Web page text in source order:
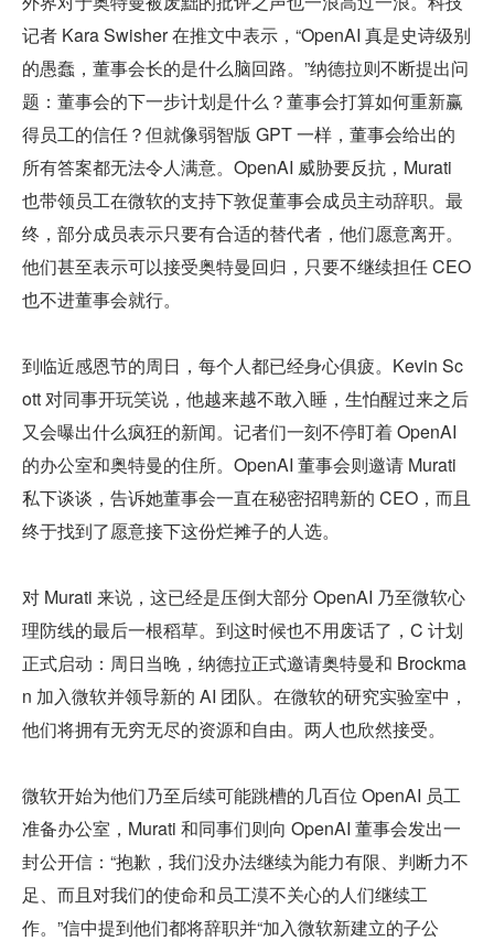
记者 Kara Swisher 在推文中表示，“OpenAI 真是史诗级别
的愚蠢，董事会长的是什么脑回路。”纳德拉则不断提出问
题：董事会的下一步计划是什么？董事会打算如何重新赢
得员工的信任？但就像弱智版 GPT 一样，董事会给出的
所有答案都无法令人满意。OpenAI 威胁要反抗，Murati
也带领员工在微软的支持下敦促董事会成员主动辞职。最
终，部分成员表示只要有合适的替代者，他们愿意离开。
他们甚至表示可以接受奥特曼回归，只要不继续担任 CEO
也不进董事会就行。
到临近感恩节的周日，每个人都已经身心俱疲。Kevin Sc
ott 对同事开玩笑说，他越来越不敢入睡，生怕醒过来之后
又会曝出什么疯狂的新闻。记者们一刻不停盯着 OpenAI
的办公室和奥特曼的住所。OpenAI 董事会则邀请 Murati
私下谈谈，告诉她董事会一直在秘密招聘新的 CEO，而且
终于找到了愿意接下这份烂摊子的人选。
对 Murati 来说，这已经是压倒大部分 OpenAI 乃至微软心
理防线的最后一根稻草。到这时候也不用废话了，C 计划
正式启动：周日当晚，纳德拉正式邀请奥特曼和 Brockma
n 加入微软并领导新的 AI 团队。在微软的研究实验室中，
他们将拥有无穷无尽的资源和自由。两人也欣然接受。
微软开始为他们乃至后续可能跳槽的几百位 OpenAI 员工
准备办公室，Murati 和同事们则向 OpenAI 董事会发出一
封公开信：“抱歉，我们没办法继续为能力有限、判断力不
足、而且对我们的使命和员工漠不关心的人们继续工
作。”信中提到他们都将辞职并“加入微软新建立的子公